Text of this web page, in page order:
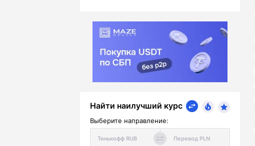
Найти наилучший курс
Выберите направление: